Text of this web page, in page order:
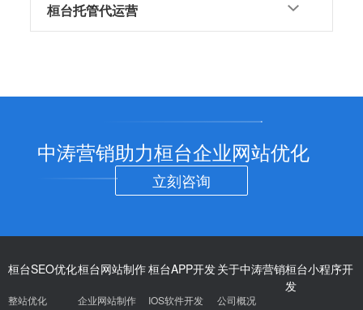
桓台托管代运营
中涛营销助力桓台企业网站优化
立刻咨询
桓台SEO优化
整站优化
桓台网站制作
企业网站制作
桓台APP开发
IOS软件开发
关于中涛营销
公司概况
桓台小程序开
发